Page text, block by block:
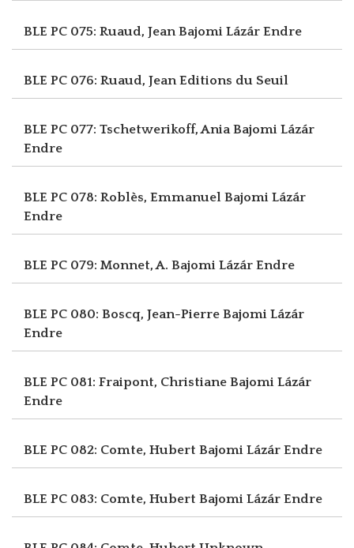
BLE PC 075: Ruaud, JeanBajomi Lázár Endre
BLE PC 076: Ruaud, JeanEditions du Seuil
BLE PC 077: Tschetwerikoff, AniaBajomi Lázár
Endre
BLE PC 078: Roblès, Emmanuel Bajomi Lázár
Endre
BLE PC 079: Monnet, A. Bajomi Lázár Endre
BLE PC 080: Boscq, Jean-Pierre Bajomi Lázár
Endre
BLE PC 081: Fraipont, Christiane Bajomi Lázár
Endre
BLE PC 082: Comte, Hubert Bajomi Lázár Endre
BLE PC 083: Comte, Hubert Bajomi Lázár Endre